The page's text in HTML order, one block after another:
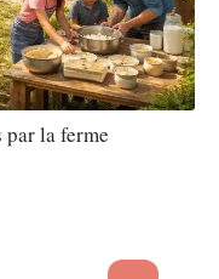
la ferme